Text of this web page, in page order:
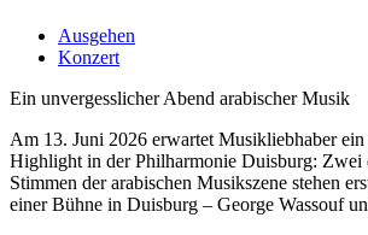
Ausgehen
Konzert
Ein unvergesslicher Abend arabischer Musik
Am 13. Juni 2026 erwartet Musikliebhaber ein
Highlight in der Philharmonie Duisburg: Zwei
Stimmen der arabischen Musikszene stehen
einer Bühne in Duisburg – George Wassouf